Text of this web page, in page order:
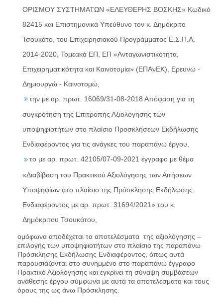
ΟΡΙΣΜΟΥ ΣΥΣΤΗΜΑΤΩΝ «ΕΛΕΥΘΕΡΗΣ ΒΟΣΚΗΣ» Κωδικό
82415 και Επιστημονικά Υπεύθυνο τον κ. Δημόκριτο
Τσουκάτο, του Επιχειρησιακού Προγράμματος Ε.Σ.Π.Α.
2014-2020, Τομεακά ΕΠ, ΕΠ «Ανταγωνιστικότητα,
Επιχειρηματικότητα και Καινοτομία» (ΕΠΑνΕΚ), Ερευνώ -
Δημιουργώ - Καινοτομώ,
την με αρ. πρωτ. 16069/31-08-2018 Απόφαση για τη
συγκρότηση της Επιτροπής Αξιολόγησης των
υποψηφιοτήτων στο πλαίσιο Προσκλήσεων Εκδήλωσης
Ενδιαφέροντος για τις ανάγκες του παραπάνω έργου,
το με αρ. πρωτ. 42105/07-09-2021 έγγραφο με θέμα
«Διαβίβαση του Πρακτικού Αξιολόγησης των Αιτήσεων
Υποψηφίων στο πλαίσιο της Πρόσκλησης Εκδήλωσης
Ενδιαφέροντος με αρ. πρωτ. 31694/2021» του κ.
Δημόκριτου Τσουκάτου,
ομόφωνα αποδέχεται τα αποτελέσματα της αξιολόγησης –
επιλογής των υποψηφιοτήτων στο πλαίσιο της παραπάνω
Πρόσκλησης Εκδήλωσης Ενδιαφέροντος, όπως αυτά
παρουσιάζονται στο συνημμένο στο παραπάνω έγγραφο
Πρακτικό Αξιολόγησης και εγκρίνει τη σύναψη συμβάσεων
ανάθεσης έργου σύμφωνα με αυτά τα αποτελέσματα και τους
όρους της ως άνω Πρόσκλησης.